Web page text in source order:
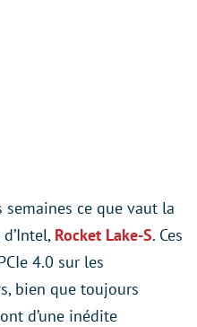
ce que vaut la
Rocket Lake-S. Ces
4.0 sur les
bien que toujours
d’une inédite